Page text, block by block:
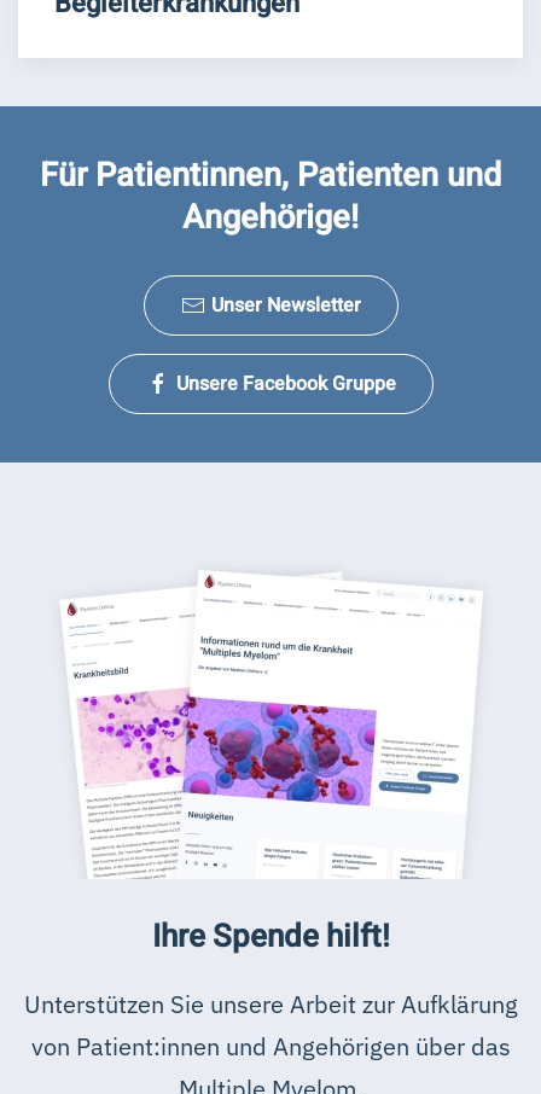
Für Patientinnen, Patienten und
Angehörige!
Unser Newsletter
Unsere Facebook Gruppe
Ihre Spende hilft!
Unterstützen Sie unsere Arbeit zur Aufklärung
von Patient:innen und Angehörigen über das